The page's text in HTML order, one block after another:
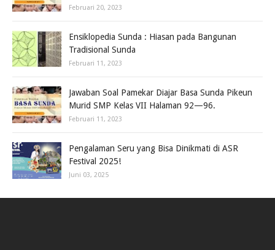
Februari 20, 2023
Ensiklopedia Sunda : Hiasan pada Bangunan
Tradisional Sunda
Februari 11, 2023
Jawaban Soal Pamekar Diajar Basa Sunda Pikeun
Murid SMP Kelas VII Halaman 92—96.
Februari 11, 2023
Pengalaman Seru yang Bisa Dinikmati di ASR
Festival 2025!
Juni 03, 2025